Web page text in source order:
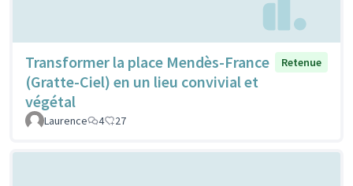
Transformer la place Mendès-France
(Gratte-Ciel) en un lieu convivial et
végétal
Retenue
Laurence 4 27